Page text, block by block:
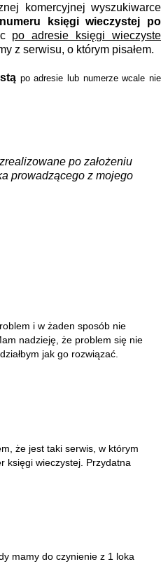
komercyjnej wyszukiwarce
księgi wieczystej po
po adresie księgi wieczyste
z serwisu, o którym pisałem.
po adresie lub numerze wcale nie
po założeniu
prowadzącego z mojego
i w żaden sposób nie
nadzieję, że problem się nie
jak go rozwiązać.
że jest taki serwis, w którym
księgi wieczystej. Przydatna
mamy do czynienie z 1 loka